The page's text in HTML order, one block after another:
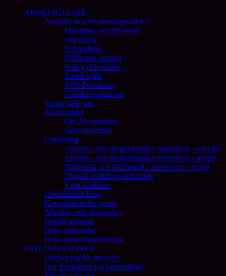
ARBETSGIVARE
Anställd med missbruksproblem?
Misstanke om påverkan
Utredning
Behandling
Stödjande insatser
Policy och rutiner
Snabb hjälp
AFA Försäkring
Försäkringskassan
Varför välja oss
Aleforsrådet
Om Aleforsrådet
Nätverksträffar
Utbildning
Alkohol- och drogkunskap i arbetslivet – enskild
Alkohol- och drogkunskap i arbetslivet – grupp
Narkotika och läkemedel i arbetslivet – grupp
Digitalt utbildningsbibliotek
Våra utbildare
Chefshandledning
Konsultation för grupp
Alkohol- och drogpolicy
Beställ material
Boka videomöte
Boka samtal/studiebesök
PRIVATPERSONER
Dricker jag för mycket?
Hur finansierar jag behandling?